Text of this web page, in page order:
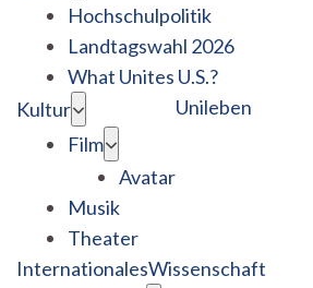
Hochschulpolitik
Landtagswahl 2026
What Unites U.S.?
Kultur
Film
Avatar
Musik
Theater
Unileben
InternationalesWissenschaft